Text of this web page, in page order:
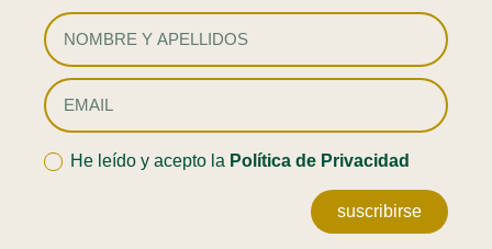
He leído y acepto la Política de Privacidad
suscribirse